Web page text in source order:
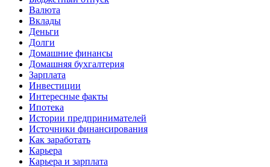
Валюта
Вклады
Деньги
Долги
Домашние финансы
Домашняя бухгалтерия
Зарплата
Инвестиции
Интересные факты
Ипотека
Истории предпринимателей
Источники финансирования
Как заработать
Карьера
Карьера и зарплата